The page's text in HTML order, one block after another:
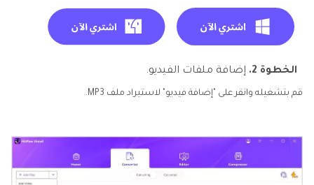
الخطوة 2. إضافة ملفات الفيديو.
قم بتشغيله وانقر على "إضافة فيديو" لاستيراد ملف MP3.